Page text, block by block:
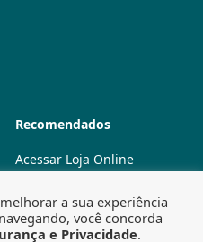
Recomendados
Acessar Loja Online
Lojas Físicas
Trabalhe Conosco
a sua experiência
você concorda
e Privacidade.